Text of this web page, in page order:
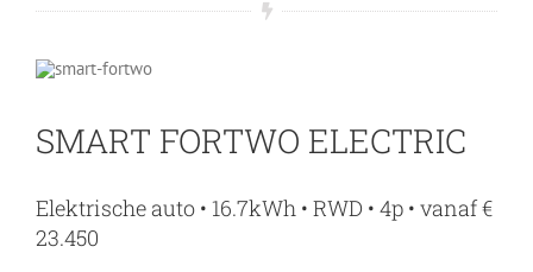
SMART FORTWO ELECTRIC
Elektrische auto • 16.7kWh • RWD • 4p • vanaf €
23.450